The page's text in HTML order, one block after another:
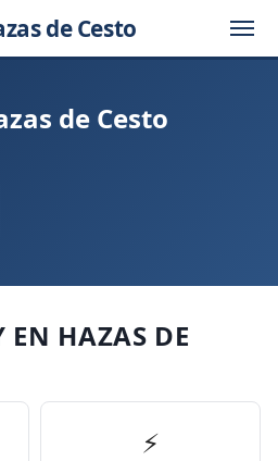
de Cesto
de Cesto
EN HAZAS DE
⚡